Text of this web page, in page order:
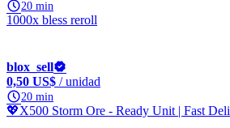
20 min
1000x bless reroll
blox_sell
0,50 US$ / unidad
20 min
💖X500 Storm Ore - Ready Unit | Fast